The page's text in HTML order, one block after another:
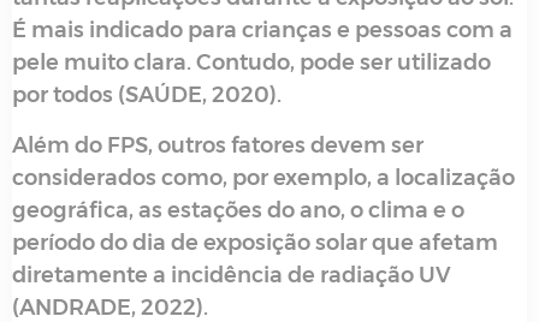
É mais indicado para crianças e pessoas com a
pele muito clara. Contudo, pode ser utilizado
por todos (SAÚDE, 2020).
Além do FPS, outros fatores devem ser
considerados como, por exemplo, a localização
geográfica, as estações do ano, o clima e o
período do dia de exposição solar que afetam
diretamente a incidência de radiação UV
(ANDRADE, 2022).